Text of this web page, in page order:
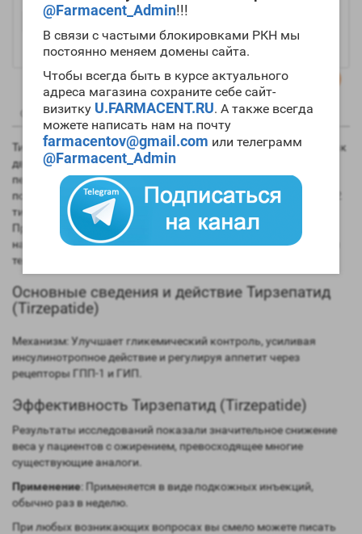
@Farmacent_Admin!!!
В связи с частыми блокировками РКН мы
постоянно меняем домены сайта.
Чтобы всегда быть в курсе актуального
адреса магазина сохраните себе сайт-
визитку U.FARMACENT.RU. А также всегда
можете написать нам на почту
farmacentov@gmail.com или телеграмм
@Farmacent_Admin
Описание Отзывы0 Вопрос - Ответ0
Тирзепатид — это инновационный препарат, действующий как
двойной агонист рецепторов ГПП-1 (глюкагоноподобного
пептида-1) и ГИП (глюкозозависимого инсулинотропного
полипептида). Применяется для лечения сахарного диабета 2
типа и ожирения, эффективно снижая уровень сахара и вес.
Препарат вводится подкожно раз в неделю (торговое
название Mounjaro), вызывая существенное снижение массы
тела за счет ограничения потребления пищи.
Основные сведения и действие Тирзепатид
(Tirzepatide)
Механизм: Улучшает гликемический контроль, усиливая
инсулинотропное действие и регулируя аппетит через
рецепторы ГПП-1 и ГИП.
Эффективность Тирзепатид (Tirzepatide)
Результаты исследований показали значительное снижение
веса у пациентов с ожирением, превосходящее многие
существующие аналоги.
Применение : Применяется в виде подкожных инъекций,
обычно раз в неделю.
При любых возникающих вопросах вы смело можете писать